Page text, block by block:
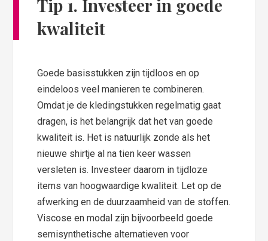
Tip 1. Investeer in goede
kwaliteit
Goede basisstukken zijn tijdloos en op
eindeloos veel manieren te combineren.
Omdat je de kledingstukken regelmatig gaat
dragen, is het belangrijk dat het van goede
kwaliteit is. Het is natuurlijk zonde als het
nieuwe shirtje al na tien keer wassen
versleten is. Investeer daarom in tijdloze
items van hoogwaardige kwaliteit. Let op de
afwerking en de duurzaamheid van de stoffen.
Viscose en modal zijn bijvoorbeeld goede
semisynthetische alternatieven voor